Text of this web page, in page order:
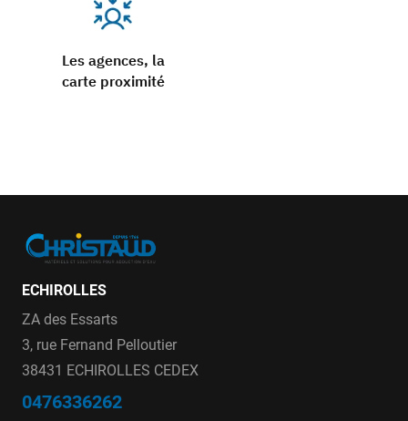
Les agences, la
carte proximité
ECHIROLLES
ZA des Essarts
3, rue Fernand Pelloutier
38431 ECHIROLLES CEDEX
0476336262